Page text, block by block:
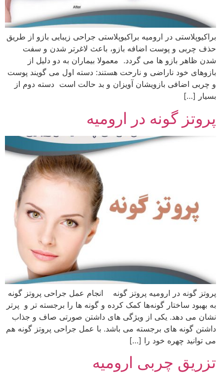
براکیوپلاستی در ارومیه براکیوپلاستی جراحی زیبایی بازو از طریق
حذف چربی و پوست اضافه بازو، باعث لاغرتر شدن و سفت
شدن ظاهر بازو ها می گردد. معمولا بیماران به دو دلیل از
بازوهای خود ناراضی و نارحت هستند: دسته اول می گویند پوست
و چربی اضافی بازویشان آویزان و بد حالت است دسته دوم از
بسیار […]
پروتز گونه در ارومیه
پروتز گونه در ارومیه پروتز گونه انجام عمل جراحی پروتز گونه
به بهبود ساختار گونه‌ها کمک کرده و گونه ها را برجسته تر و پرتر
نشان می دهد. یکی از ویژگی های داشتن صورتی صاف و جذاب
داشتن گونه های برجسته می باشد. با عمل جراحی پروتز گونه هم
می توانید چهره خود را […]
تزریق چربی ارومیه